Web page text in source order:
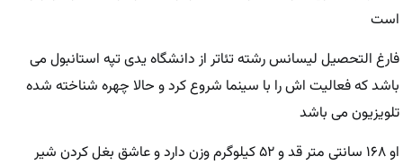
است
فارغ التحصیل لیسانس رشته تئاتر از دانشگاه یدی تپه استانبول می
باشد که فعالیت اش را با سینما شروع کرد و حالا چهره شناخته شده
تلویزیون می باشد
او ۱۶۸ سانتی متر قد و ۵۲ کیلوگرم وزن دارد و عاشق بغل کردن شیر